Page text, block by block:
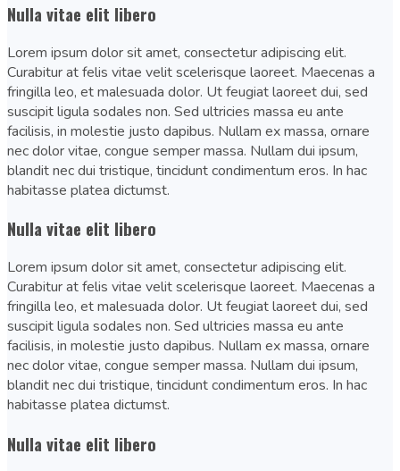
Nulla vitae elit libero
Lorem ipsum dolor sit amet, consectetur adipiscing elit.
Curabitur at felis vitae velit scelerisque laoreet. Maecenas a
fringilla leo, et malesuada dolor. Ut feugiat laoreet dui, sed
suscipit ligula sodales non. Sed ultricies massa eu ante
facilisis, in molestie justo dapibus. Nullam ex massa, ornare
nec dolor vitae, congue semper massa. Nullam dui ipsum,
blandit nec dui tristique, tincidunt condimentum eros. In hac
habitasse platea dictumst.
Nulla vitae elit libero
Lorem ipsum dolor sit amet, consectetur adipiscing elit.
Curabitur at felis vitae velit scelerisque laoreet. Maecenas a
fringilla leo, et malesuada dolor. Ut feugiat laoreet dui, sed
suscipit ligula sodales non. Sed ultricies massa eu ante
facilisis, in molestie justo dapibus. Nullam ex massa, ornare
nec dolor vitae, congue semper massa. Nullam dui ipsum,
blandit nec dui tristique, tincidunt condimentum eros. In hac
habitasse platea dictumst.
Nulla vitae elit libero